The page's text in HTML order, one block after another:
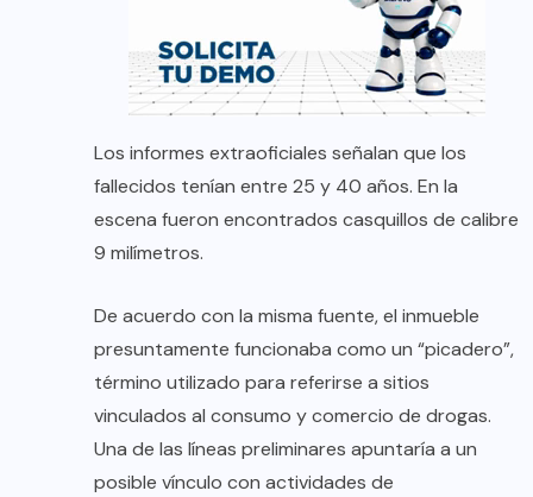
Los informes extraoficiales señalan que los
fallecidos tenían entre 25 y 40 años. En la
escena fueron encontrados casquillos de calibre
9 milímetros.
De acuerdo con la misma fuente, el inmueble
presuntamente funcionaba como un “picadero”,
término utilizado para referirse a sitios
vinculados al consumo y comercio de drogas.
Una de las líneas preliminares apuntaría a un
posible vínculo con actividades de